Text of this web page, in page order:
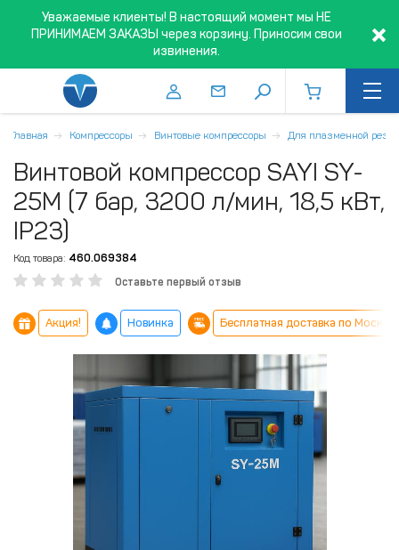
Уважаемые клиенты! В настоящий момент мы НЕ
ПРИНИМАЕМ ЗАКАЗЫ через корзину. Приносим свои
извинения.
Главная Компрессоры Винтовые компрессоры Для плазменной
Винтовой компрессор SAYI SY-
25M (7 бар, 3200 л/мин, 18,5 кВт,
IP23)
Код товара: 460.069384
Оставьте первый отзыв
Акция! Новинка Бесплатная доставка по Москве